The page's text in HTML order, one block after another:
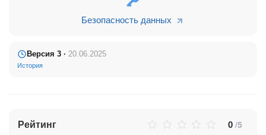
Безопасность данных
Версия 3 · 20.06.2025
История
Рейтинг 0 /5